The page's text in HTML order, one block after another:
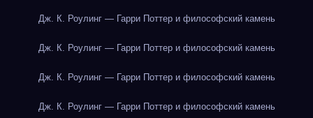
Дж. К. Роулинг — Гарри Поттер и философский камень
Дж. К. Роулинг — Гарри Поттер и философский камень
Дж. К. Роулинг — Гарри Поттер и философский камень
Дж. К. Роулинг — Гарри Поттер и философский камень